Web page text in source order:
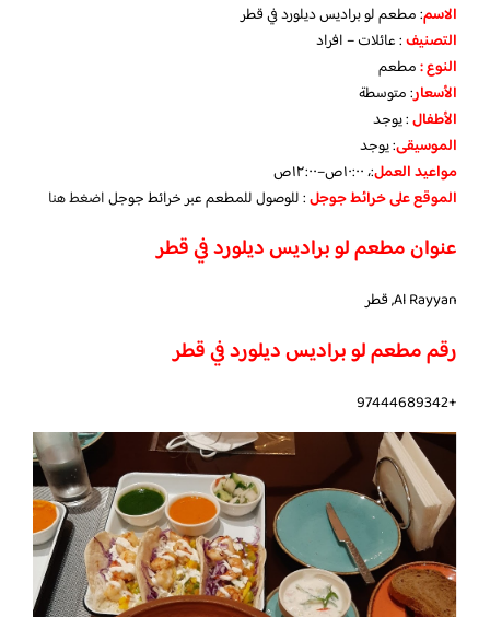
الاسم: مطعم لو براديس ديلورد في قطر
التصنيف: عائلات – افراد
النوع :مطعم
الأسعار:متوسطة
الأطفال:يوجد
الموسيقى:يوجد
مواعيد العمل:، ١٠:٠٠ص–١٢:٠٠ص
الموقع على خرائط جوجل: للوصول للمطعم عبر خرائط جوجلاضغط هنا
عنوان مطعم لو براديس ديلورد في قطر
Al Rayyan, قطر
رقم مطعم لو براديس ديلورد في قطر
+97444689342